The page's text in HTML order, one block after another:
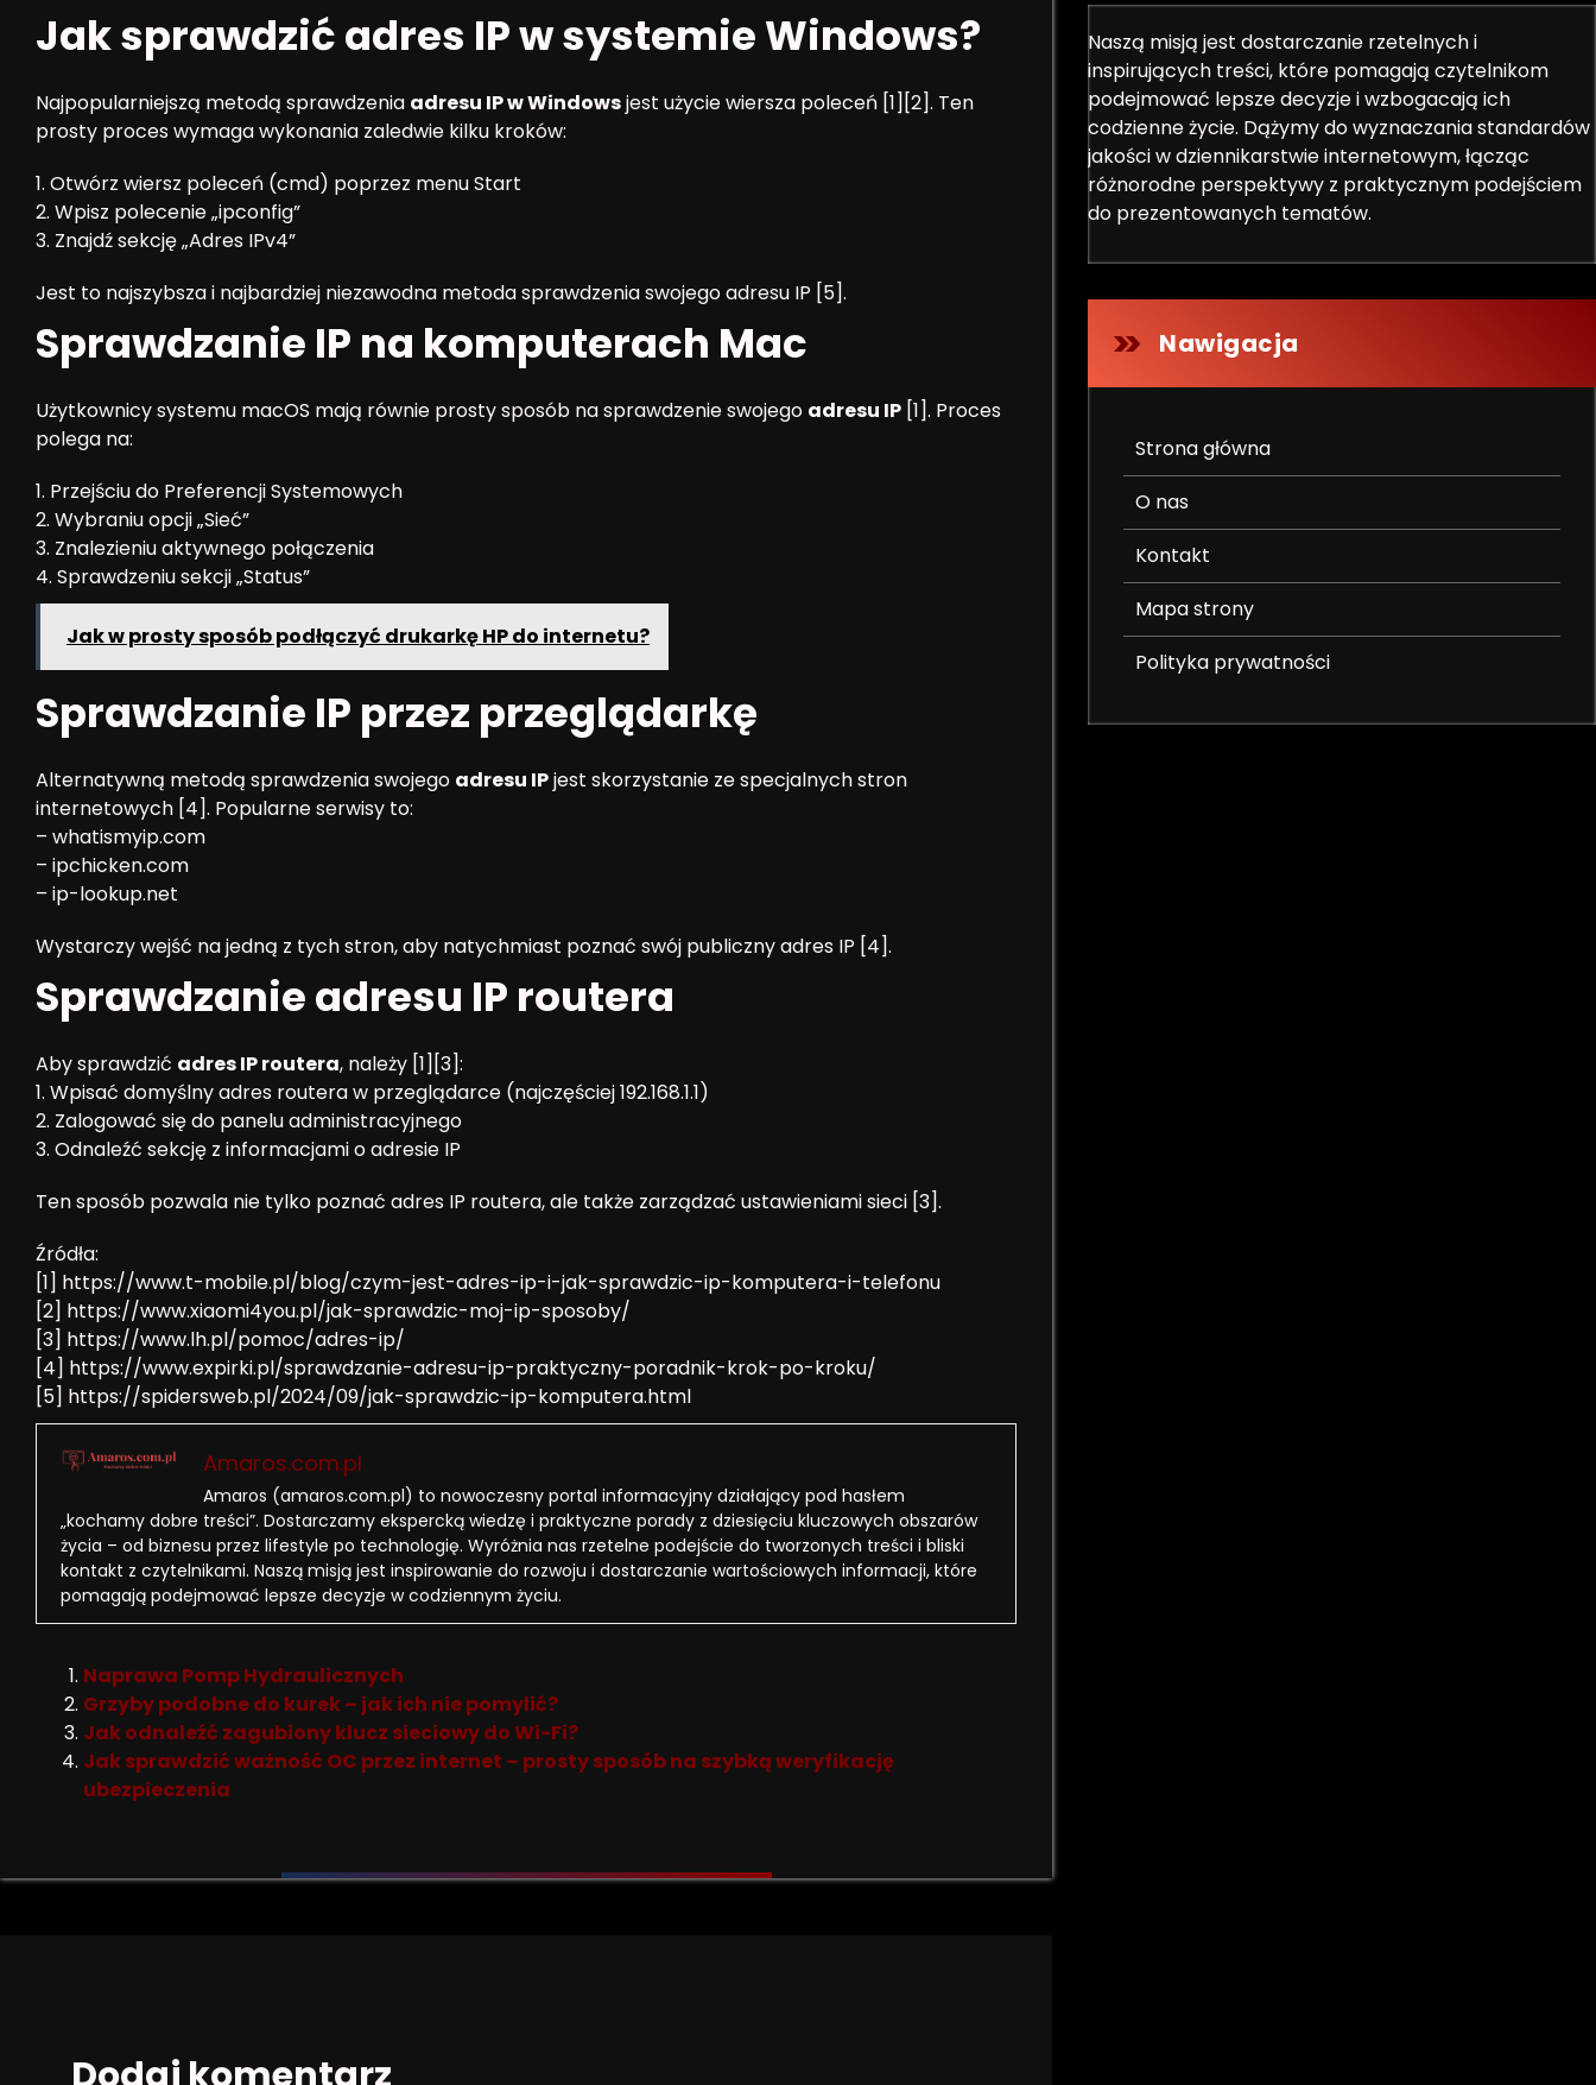
Jak sprawdzić adres IP w systemie Windows?
Najpopularniejszą metodą sprawdzenia adresu IP w Windowsjest użycie wiersza poleceń [1][2]. Ten
prosty proces wymaga wykonania zaledwie kilku kroków:
1. Otwórz wiersz poleceń (cmd) poprzez menu Start
2. Wpisz polecenie „ipconfig”
3. Znajdź sekcję „Adres IPv4”
Jest to najszybsza i najbardziej niezawodna metoda sprawdzenia swojego adresu IP [5].
Sprawdzanie IP na komputerach Mac
Użytkownicy systemu macOS mają równie prosty sposób na sprawdzenie swojego adresu IP [1]. Proces
polega na:
1. Przejściu do Preferencji Systemowych
2. Wybraniu opcji „Sieć”
3. Znalezieniu aktywnego połączenia
4. Sprawdzeniu sekcji „Status”
Jak w prosty sposób podłączyć drukarkę HP do internetu?
Sprawdzanie IP przez przeglądarkę
Alternatywną metodą sprawdzenia swojego adresu IPjest skorzystanie ze specjalnych stron
internetowych [4]. Popularne serwisy to:
– whatismyip.com
– ipchicken.com
– ip-lookup.net
Wystarczy wejść na jedną z tych stron, aby natychmiast poznać swój publiczny adres IP [4].
Sprawdzanie adresu IP routera
Aby sprawdzić adres IP routera, należy [1][3]:
1. Wpisać domyślny adres routera w przeglądarce (najczęściej 192.168.1.1)
2. Zalogować się do panelu administracyjnego
3. Odnaleźć sekcję z informacjami o adresie IP
Ten sposób pozwala nie tylko poznać adres IP routera, ale także zarządzać ustawieniami sieci [3].
Źródła:
[1] https://www.t-mobile.pl/blog/czym-jest-adres-ip-i-jak-sprawdzic-ip-komputera-i-telefonu
[2] https://www.xiaomi4you.pl/jak-sprawdzic-moj-ip-sposoby/
[3] https://www.lh.pl/pomoc/adres-ip/
[4] https://www.expirki.pl/sprawdzanie-adresu-ip-praktyczny-poradnik-krok-po-kroku/
[5] https://spidersweb.pl/2024/09/jak-sprawdzic-ip-komputera.html
Amaros.com.pl
Amaros (amaros.com.pl) to nowoczesny portal informacyjny działający pod hasłem
„kochamy dobre treści”. Dostarczamy ekspercką wiedzę i praktyczne porady z dziesięciu kluczowych obszarów
życia – od biznesu przez lifestyle po technologię. Wyróżnia nas rzetelne podejście do tworzonych treści i bliski
kontakt z czytelnikami. Naszą misją jest inspirowanie do rozwoju i dostarczanie wartościowych informacji, które
pomagają podejmować lepsze decyzje w codziennym życiu.
Naprawa Pomp Hydraulicznych
Grzyby podobne do kurek – jak ich nie pomylić?
Jak odnaleźć zagubiony klucz sieciowy do Wi-Fi?
Jak sprawdzić ważność OC przez internet – prosty sposób na szybką weryfikację
ubezpieczenia
Dodaj komentarz
Naszą misją jest dostarczanie rzetelnych i
inspirujących treści, które pomagają czytelnikom
podejmować lepsze decyzje i wzbogacają ich
codzienne życie. Dążymy do wyznaczania standardów
jakości w dziennikarstwie internetowym, łącząc
różnorodne perspektywy z praktycznym podejściem
do prezentowanych tematów.
Nawigacja
Strona główna
O nas
Kontakt
Mapa strony
Polityka prywatności